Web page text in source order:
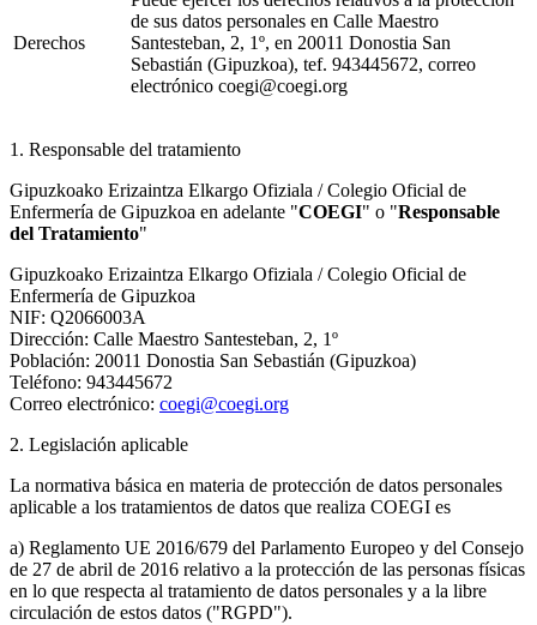
Derechos
de sus datos personales en Calle Maestro
Santesteban, 2, 1º, en 20011 Donostia San
Sebastián (Gipuzkoa), tef. 943445672, correo
electrónico coegi@coegi.org
1. Responsable del tratamiento
Gipuzkoako Erizaintza Elkargo Ofiziala / Colegio Oficial de
Enfermería de Gipuzkoa en adelante "COEGI" o "Responsable
del Tratamiento"
Gipuzkoako Erizaintza Elkargo Ofiziala / Colegio Oficial de
Enfermería de Gipuzkoa
NIF: Q2066003A
Dirección: Calle Maestro Santesteban, 2, 1º
Población: 20011 Donostia San Sebastián (Gipuzkoa)
Teléfono: 943445672
Correo electrónico: coegi@coegi.org
2. Legislación aplicable
La normativa básica en materia de protección de datos personales
aplicable a los tratamientos de datos que realiza COEGI es
a) Reglamento UE 2016/679 del Parlamento Europeo y del Consejo
de 27 de abril de 2016 relativo a la protección de las personas físicas
en lo que respecta al tratamiento de datos personales y a la libre
circulación de estos datos ("RGPD").